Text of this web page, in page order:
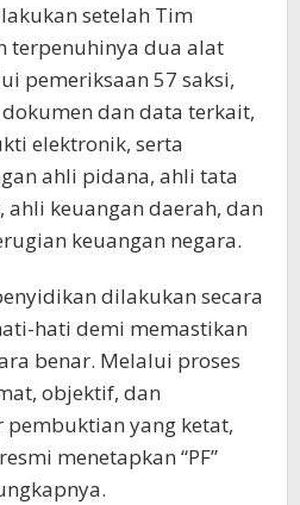
setelah Tim
terpenuhinya dua alat
pemeriksaan 57 saksi,
dan data terkait,
elektronik, serta
ahli pidana, ahli tata
keuangan daerah, dan
keuangan negara.
dilakukan secara
hati demi memastikan
benar. Melalui proses
objektif, dan
yang ketat,
menetapkan “PF”